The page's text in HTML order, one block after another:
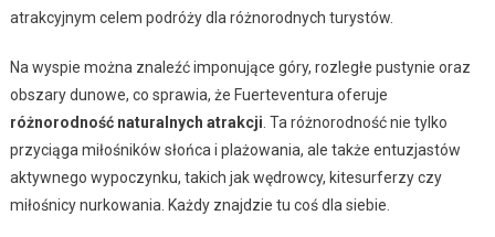
atrakcyjnym celem podróży dla różnorodnych turystów.
Na wyspie można znaleźć imponujące góry, rozległe pustynie oraz
obszary dunowe, co sprawia, że Fuerteventura oferuje
różnorodność naturalnych atrakcji . Ta różnorodność nie tylko
przyciąga miłośników słońca i plażowania, ale także entuzjastów
aktywnego wypoczynku, takich jak wędrowcy, kitesurferzy czy
miłośnicy nurkowania. Każdy znajdzie tu coś dla siebie.